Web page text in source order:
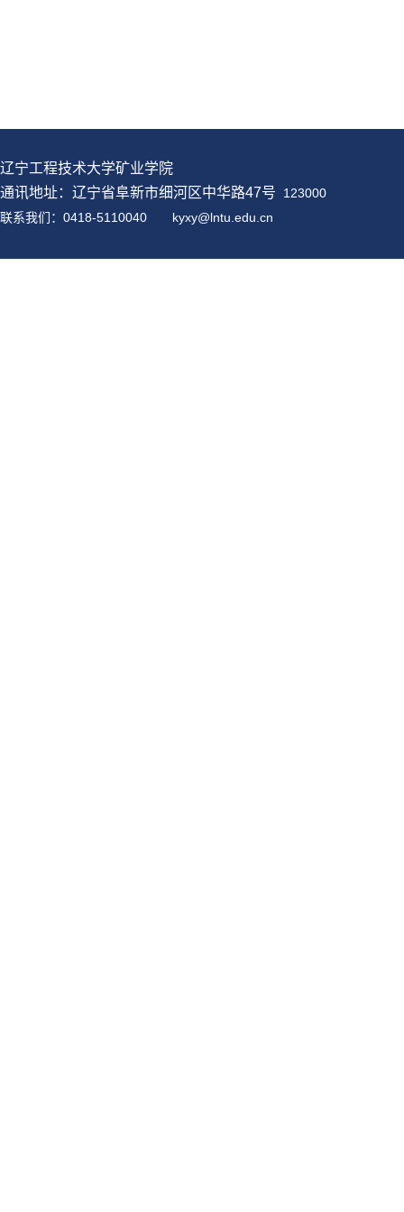
辽宁工程技术大学矿业学院
通讯地址：辽宁省阜新市细河区中华路47号 123000
联系我们：0418-5110040
kyxy@lntu.edu.cn